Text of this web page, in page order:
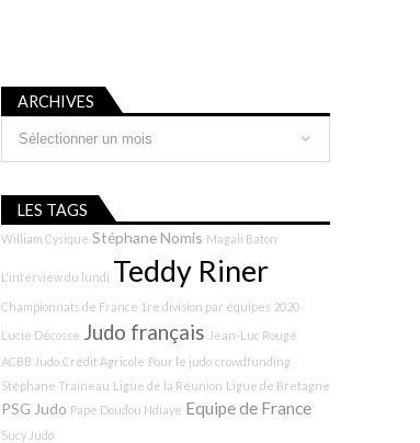
ARCHIVES
LES TAGS
William Cysique Stéphane Nomis Magali Baton
L'interview du lundi Teddy Riner
Championnats de France 1re division par équipes 2020
Lucie Décosse Judo français Jean-Luc Rougé
ACBB Judo Crédit Agricole Pour le judo crowdfunding
Stéphane Traineau Ligue de la Réunion Ligue de Bretagne
PSG Judo Pape Doudou Ndiaye Equipe de France
Sucy Judo